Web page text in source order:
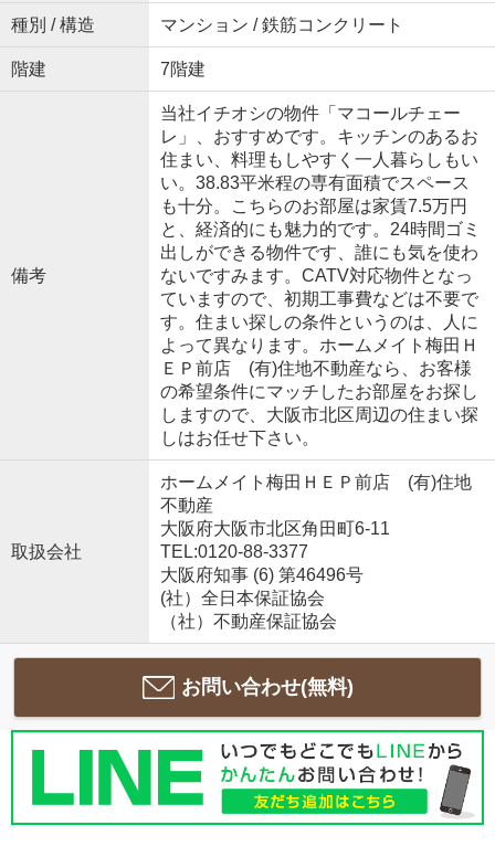
種別 / 構造 マンション / 鉄筋コンクリート
階建 7階建
備考
当社イチオシの物件「マコールチェー
レ」、おすすめです。キッチンのあるお
住まい、料理もしやすく一人暮らしもい
い。38.83平米程の専有面積でスペース
も十分。こちらのお部屋は家賃7.5万円
と、経済的にも魅力的です。24時間ゴミ
出しができる物件です、誰にも気を使わ
ないですみます。CATV対応物件となっ
ていますので、初期工事費などは不要で
す。住まい探しの条件というのは、人に
よって異なります。ホームメイト梅田Ｈ
ＥＰ前店 (有)住地不動産なら、お客様
の希望条件にマッチしたお部屋をお探し
しますので、大阪市北区周辺の住まい探
しはお任せ下さい。
取扱会社
ホームメイト梅田ＨＥＰ前店 (有)住地
不動産
大阪府大阪市北区角田町6-11
TEL:0120-88-3377
大阪府知事 (6) 第46496号
(社）全日本保証協会
（社）不動産保証協会
お問い合わせ(無料)